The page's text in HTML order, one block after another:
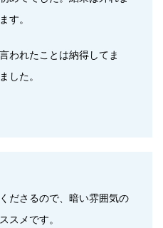
す。
われたことは納得してま
した。
ださるので、暗い雰囲気の
スメです。